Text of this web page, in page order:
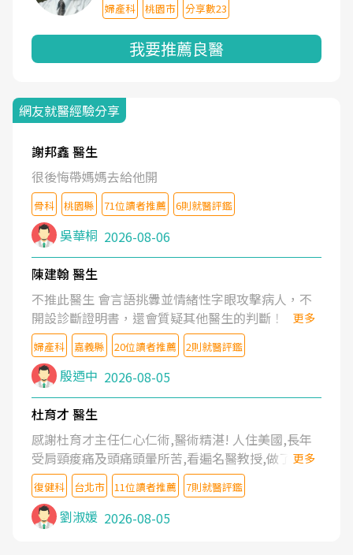
婦產科 桃園市 分享數23
我要推薦良醫
網友就醫經驗分享
謝邦鑫 醫生
很後悔帶媽媽去給他開
骨科 桃園縣 71位讀者推薦 6則就醫評鑑
吳華桐 2026-08-06
陳建翰 醫生
不推此醫生 會言語挑釁並情緒性字眼攻擊病人，不
開設診斷證明書，還會質疑其他醫生的判斷！
更多
婦產科 嘉義縣 20位讀者推薦 2則就醫評鑑
殷迺中 2026-08-05
杜育才 醫生
感謝杜育才主任仁心仁術,醫術精湛! 人住美國,長年
受肩頸痠痛及頭痛頭暈所苦,看遍名醫教授,做了各種
檢查,也嘗試過西醫打針,中醫針灸及物理徒手治療都
沒有用,後來連吃到嗎啡類止痛藥都效果有限,只是壓
症狀,沒多久就痛起來,多年失眠嚴重影響生活品質.
台灣親友介紹忠孝醫院杜育才主任是頸頭症候群專
更多
復健科 台北市 11位讀者推薦 7則就醫評鑑
劉淑媛 2026-08-05